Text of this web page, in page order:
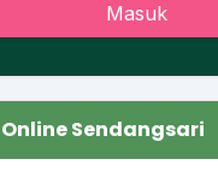
Masuk
Sendangsari